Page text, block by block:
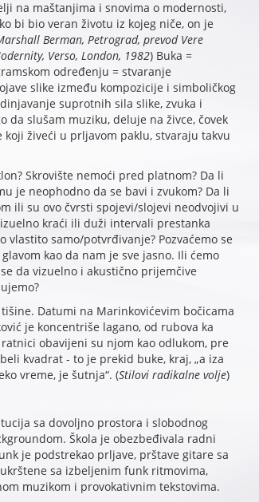
na maštanjima i snovima o modernosti,
bi bio veran životu iz kojeg niče, on je
Berman, Petrograd, prevod Vere
Verso, London, 1982) Buka =
određenju = stvaranje
slike između kompozicije i simboličkog
suprotnih sila slike, zvuka i
da slušam muziku, deluje na živce, čovek
živeći u prljavom paklu, stvaraju takvu
Skrovište nemoći pred platnom? Da li
je neophodno da se bavi i zvukom? Da li
ili su ovo čvrsti spojevi/slojevi neodvojivi u
kraći ili duži intervali prestanka
vlastito samo/potvrđivanje? Pozvaćemo se
kao da nam je sve jasno. Ili ćemo
da vizuelno i akustično prijemčive
Datumi na Marinkovićevim bočicama
je koncentriše lagano, od rubova ka
obavijeni su njom kao odlukom, pre
kvadrat - to je prekid buke, kraj, „a iza
vreme, je šutnja“. (Stilovi radikalne volje)
sa dovoljno prostora i slobodnog
Škola je obezbeđivala radni
je podstrekao prljave, prštave gitare sa
sa izbeljenim funk ritmovima,
muzikom i provokativnim tekstovima.